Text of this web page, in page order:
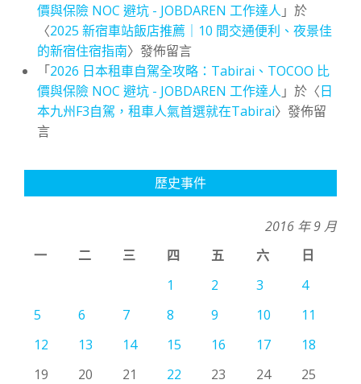
價與保險 NOC 避坑 - JOBDAREN 工作達人 」於
〈2025 新宿車站飯店推薦｜10 間交通便利、夜景佳
的新宿住宿指南〉發佈留言
「2026 日本租車自駕全攻略：Tabirai、TOCOO 比
價與保險 NOC 避坑 - JOBDAREN 工作達人 」於〈日
本九州F3自駕，租車人氣首選就在Tabirai〉發佈留
言
歷史事件
2016 年 9 月
一
二 三 四 五 六
日
1
2 3
4
5
6 7 8 9 10
11
12
13 14 15 16 17
18
19
20 21 22 23 24
25